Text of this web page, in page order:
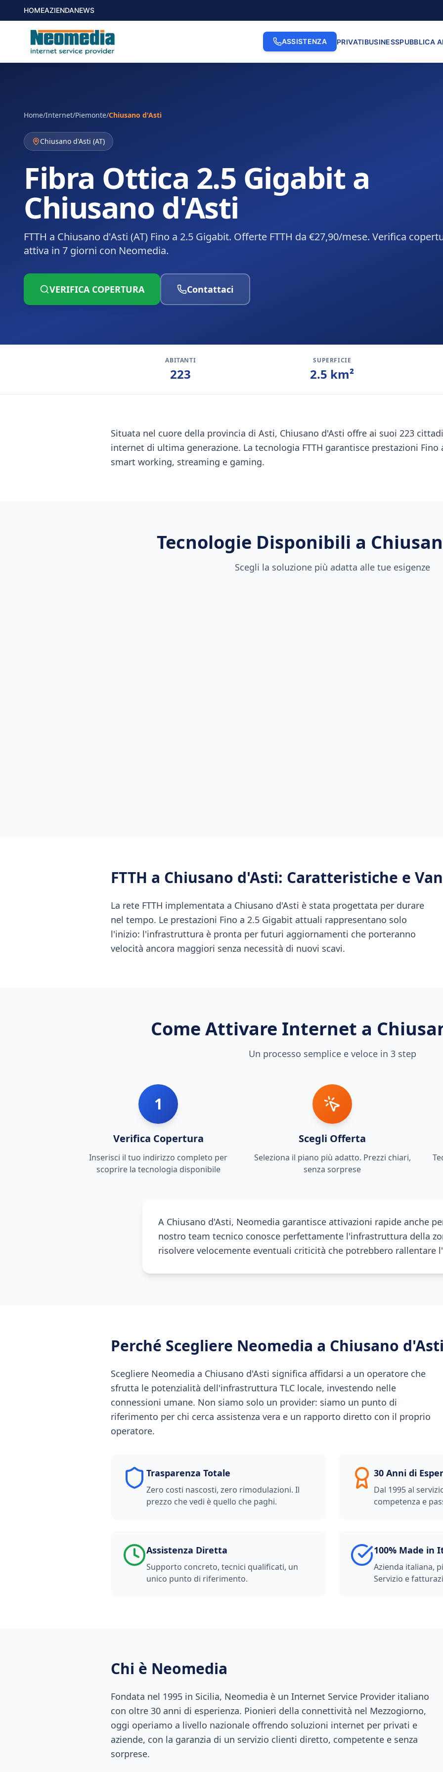
HOMEAZIENDANEWS
ASSISTENZA PRIVATIBUSINESSPUBBLICA
Home/Internet/Piemonte/Chiusano d'Asti
Chiusano d'Asti (AT)
Fibra Ottica 2.5 Gigabit a
Chiusano d'Asti
FTTH a Chiusano d'Asti (AT) Fino a 2.5 Gigabit. Offerte FTTH da €27,90/mese. Verifica
attiva in 7 giorni con Neomedia.
VERIFICA COPERTURA Contattaci
ABITANTI
223
SUPERFICIE
2.5 km²
Situata nel cuore della provincia di Asti, Chiusano d'Asti offre ai suoi 223
internet di ultima generazione. La tecnologia FTTH garantisce prestazioni Fino
smart working, streaming e gaming.
Tecnologie Disponibili a
Scegli la soluzione più adatta alle tue esigenze
FTTH a Chiusano d'Asti: Caratteristiche e
La rete FTTH implementata a Chiusano d'Asti è stata progettata per durare
nel tempo. Le prestazioni Fino a 2.5 Gigabit attuali rappresentano solo
l'inizio: l'infrastruttura è pronta per futuri aggiornamenti che porteranno
velocità ancora maggiori senza necessità di nuovi scavi.
Come Attivare Internet a
Un processo semplice e veloce in 3 step
1
Verifica Copertura
Inserisci il tuo indirizzo completo per
scoprire la tecnologia disponibile
Scegli Offerta
Seleziona il piano più adatto. Prezzi chiari,
senza sorprese
A Chiusano d'Asti, Neomedia garantisce attivazioni rapide anche
nostro team tecnico conosce perfettamente l'infrastruttura della
risolvere velocemente eventuali criticità che potrebbero rallentare
Perché Scegliere Neomedia a Chiusano d'Asti
Scegliere Neomedia a Chiusano d'Asti significa affidarsi a un operatore che
sfrutta le potenzialità dell'infrastruttura TLC locale, investendo nelle
connessioni umane. Non siamo solo un provider: siamo un punto di
riferimento per chi cerca assistenza vera e un rapporto diretto con il proprio
operatore.
Trasparenza Totale
Zero costi nascosti, zero rimodulazioni. Il
prezzo che vedi è quello che paghi.
30 Anni di
Dal 1995 al
competenza e
Assistenza Diretta
Supporto concreto, tecnici qualificati, un
unico punto di riferimento.
100% Made in
Azienda italiana,
Servizio e
Chi è Neomedia
Fondata nel 1995 in Sicilia, Neomedia è un Internet Service Provider italiano
con oltre 30 anni di esperienza. Pionieri della connettività nel Mezzogiorno,
oggi operiamo a livello nazionale offrendo soluzioni internet per privati e
aziende, con la garanzia di un servizio clienti diretto, competente e senza
sorprese.